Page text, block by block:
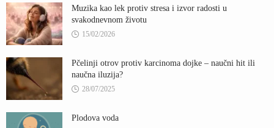
Muzika kao lek protiv stresa i izvor radosti u
svakodnevnom životu
15/02/2026
Pčelinji otrov protiv karcinoma dojke – naučni hit ili
naučna iluzija?
28/07/2025
Plodova voda